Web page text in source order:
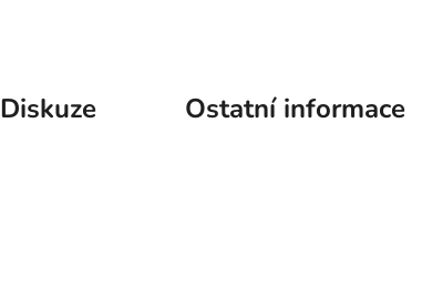
Diskuze Ostatní informace